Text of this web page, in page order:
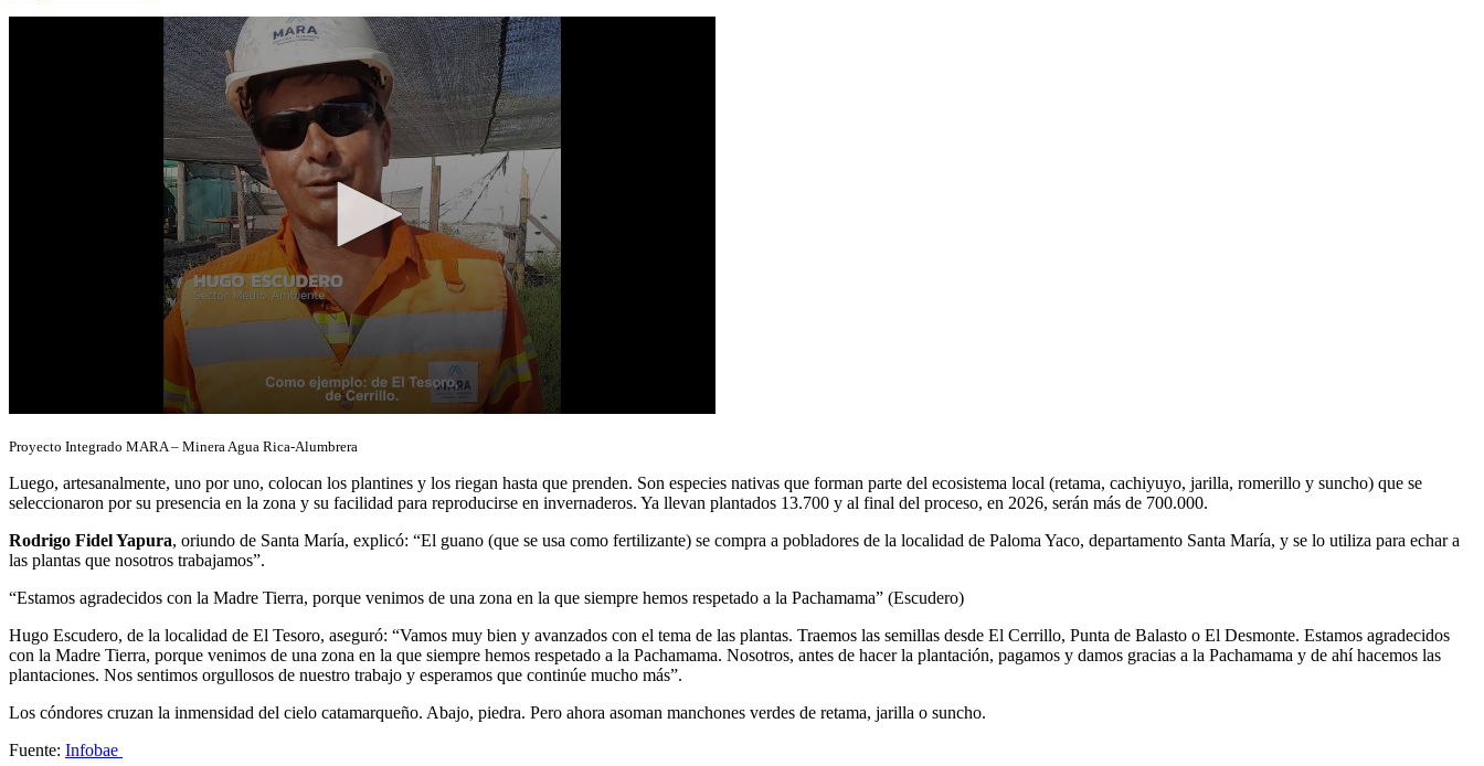
Proyecto Integrado MARA – Minera Agua Rica-Alumbrera
Luego, artesanalmente, uno por uno, colocan los plantines y los riegan hasta que prenden. Son especies nativas que forman parte del ecosistema local (retama, cachiyuyo, jarilla, romerillo y suncho) que se
seleccionaron por su presencia en la zona y su facilidad para reproducirse en invernaderos. Ya llevan plantados 13.700 y al final del proceso, en 2026, serán más de 700.000.
Rodrigo Fidel Yapura, oriundo de Santa María, explicó: “El guano (que se usa como fertilizante) se compra a pobladores de la localidad de Paloma Yaco, departamento Santa María, y se lo utiliza para echar a
las plantas que nosotros trabajamos”.
“Estamos agradecidos con la Madre Tierra, porque venimos de una zona en la que siempre hemos respetado a la Pachamama” (Escudero)
Hugo Escudero, de la localidad de El Tesoro, aseguró: “Vamos muy bien y avanzados con el tema de las plantas. Traemos las semillas desde El Cerrillo, Punta de Balasto o El Desmonte. Estamos agradecidos
con la Madre Tierra, porque venimos de una zona en la que siempre hemos respetado a la Pachamama. Nosotros, antes de hacer la plantación, pagamos y damos gracias a la Pachamama y de ahí hacemos las
plantaciones. Nos sentimos orgullosos de nuestro trabajo y esperamos que continúe mucho más”.
Los cóndores cruzan la inmensidad del cielo catamarqueño. Abajo, piedra. Pero ahora asoman manchones verdes de retama, jarilla o suncho.
Fuente: Infobae